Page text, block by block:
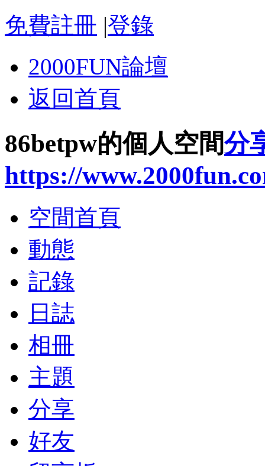
免費註冊 |登錄
2000FUN論壇
返回首頁
86betpw的個人空間分
https://
空間首頁
動態
記錄
日誌
相冊
主題
分享
好友